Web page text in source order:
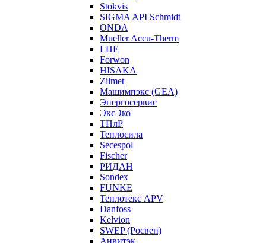
Stokvis
SIGMA API Schmidt
ONDA
Mueller Accu-Therm
LHE
Forwon
HISAKA
Zilmet
Машимпэкс (GEA)
Энергосервис
ЭксЭко
ТПлР
Теплосила
Secespol
Fischer
РИДАН
Sondex
FUNKE
Теплотекс APV
Danfoss
Kelvion
SWEP (Росвеп)
Анвитэк